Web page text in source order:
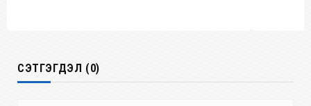
СЭТГЭГДЭЛ (0)